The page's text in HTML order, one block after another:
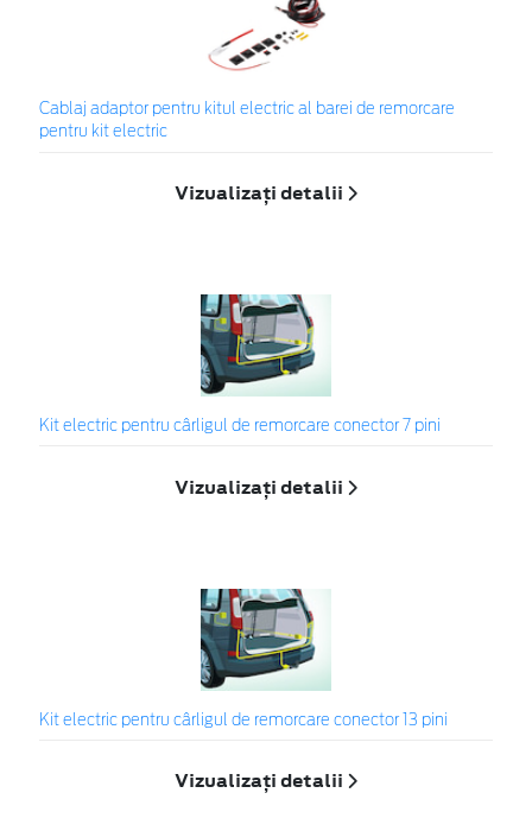
Cablaj adaptor pentru kitul electric al barei de remorcare
pentru kit electric
Vizualizați detalii
Kit electric pentru cârligul de remorcare conector 7 pini
Vizualizați detalii
Kit electric pentru cârligul de remorcare conector 13 pini
Vizualizați detalii